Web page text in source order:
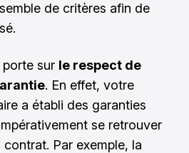
de critères afin de
porte sur le respect de
. En effet, votre
a établi des garanties
se retrouver
Par exemple, la